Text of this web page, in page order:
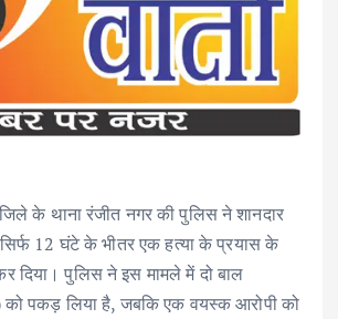
के थाना रंजीत नगर की पुलिस ने शानदार
सिर्फ 12 घंटे के भीतर एक हत्या के प्रयास के
दिया। पुलिस ने इस मामले में दो बाल
को पकड़ लिया है, जबकि एक वयस्क आरोपी को